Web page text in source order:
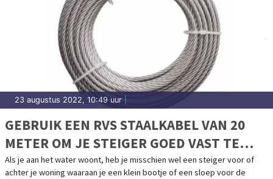
23 augustus 2022, 10:49 uur
GEBRUIK EEN RVS STAALKABEL VAN 20
METER OM JE STEIGER GOED VAST TE
ZETTEN
Als je aan het water woont, heb je misschien wel een steiger voor of
achter je woning waaraan je een klein bootje of een sloep voor de